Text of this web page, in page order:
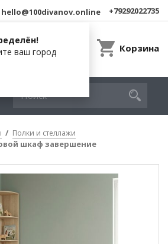
ваш город
hello@100divanov.online +79292022735
Корзина
Полки и стеллажи
шкаф завершение